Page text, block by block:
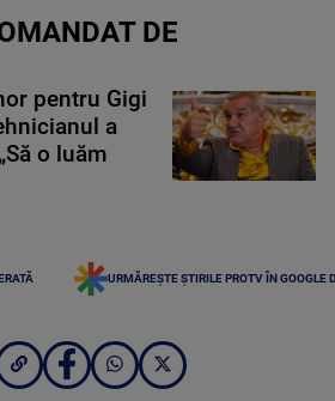
DE
pentru Gigi
a
o luăm
URMĂREȘTE ȘTIRILE PROTV ÎN GOOGLE